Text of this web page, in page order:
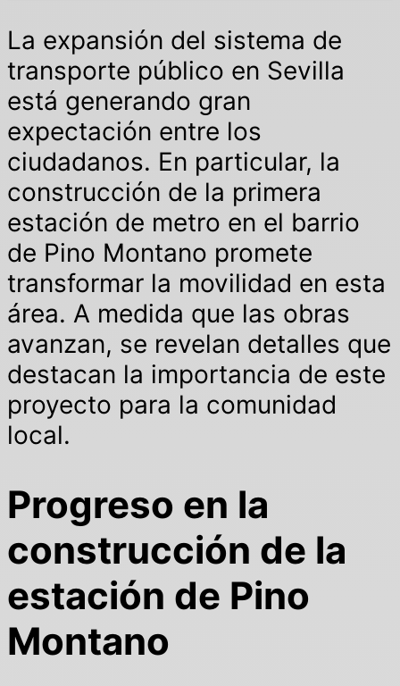
La expansión del sistema de
transporte público en Sevilla
está generando gran
expectación entre los
ciudadanos. En particular, la
construcción de la primera
estación de metro en el barrio
de Pino Montano promete
transformar la movilidad en esta
área. A medida que las obras
avanzan, se revelan detalles que
destacan la importancia de este
proyecto para la comunidad
local.
Progreso en la
construcción de la
estación de Pino
Montano